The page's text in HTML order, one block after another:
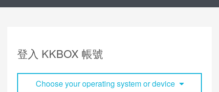
登入 KKBOX 帳號
Choose your operating system or device